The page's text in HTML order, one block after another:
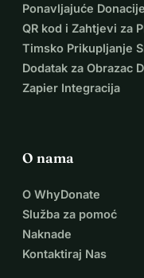
Ponavljajuće Donacije
QR kod i Zahtjevi za
Timsko Prikupljanje
Dodatak za Obrazac
Zapier Integracija
O nama
O WhyDonate
Služba za pomoć
Naknade
Kontaktiraj Nas